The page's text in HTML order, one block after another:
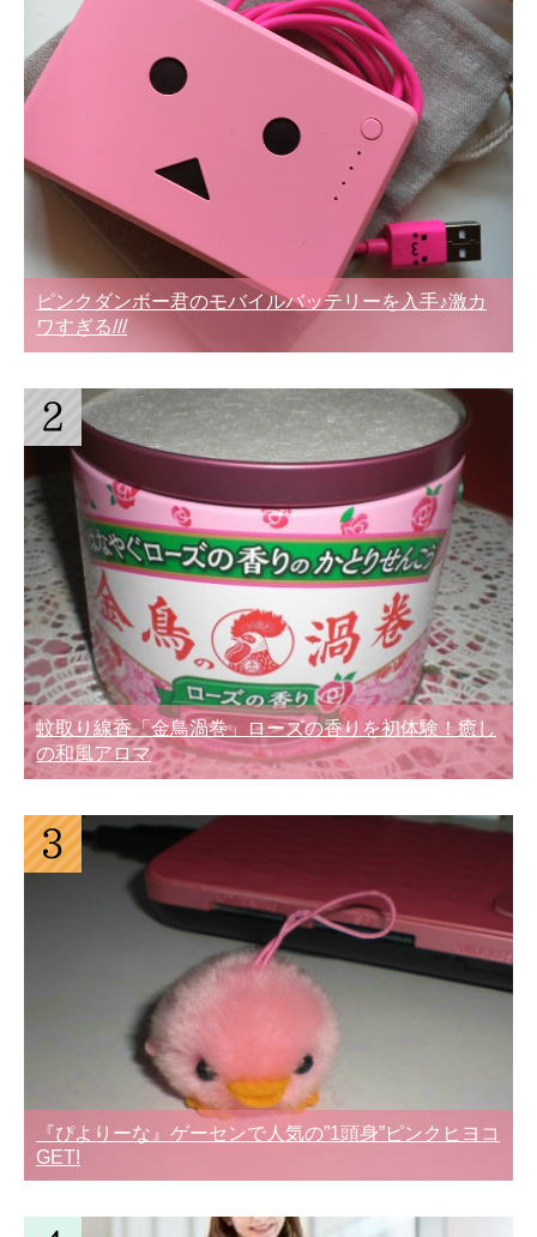
ピンクダンボー君のモバイルバッテリーを入手♪激カ
ワすぎる///
蚊取り線香「金鳥渦巻」ローズの香りを初体験！癒し
の和風アロマ
『ぴよりーな』ゲーセンで人気の”1頭身”ピンクヒヨコ
GET!